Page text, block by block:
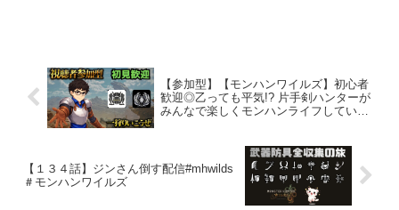
【参加型】【モンハンワイルズ】初心者
歓迎◎乙っても平気!? 片手剣ハンターが
みんなで楽しくモンハンライフしてい
【１３４話】ジンさん倒す配信#mhwilds
＃モンハンワイルズ